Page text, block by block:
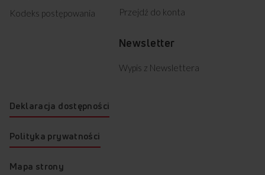
Kodeks postępowania
Przejdź do konta
Newsletter
Wypis z Newslettera
Deklaracja dostępności
Polityka prywatności
Mapa strony